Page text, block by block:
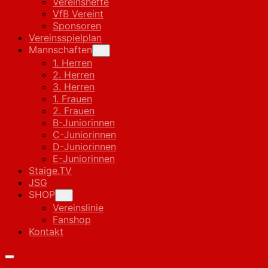
VfB Vereint
Sponsoren
Vereinsspielplan
Mannschaften
Child
1. Herren
2. Herren
3. Herren
1. Frauen
2. Frauen
B-Juniorinnen
C-Juniorinnen
D-Juniorinnen
E-Juniorinnen
Staige.TV
JSG
SHOP
Child
Menu
Vereinslinie
Fanshop
Kontakt
Expand